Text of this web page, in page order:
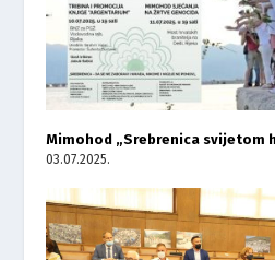
Mimohod „Srebrenica svijetom
03.07.2025.